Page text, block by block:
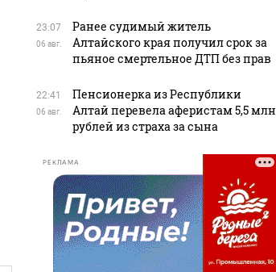
23:07
06 авг.
Ранее судимый житель
Алтайского края получил срок за
пьяное смертельное ДТП без прав
22:41
06 авг.
Пенсионерка из Республики
Алтай перевела аферистам 5,5 млн
рублей из страха за сына
РЕКЛАМА